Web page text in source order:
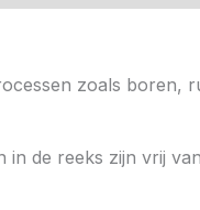
zoals boren,
in de reeks zijn vrij